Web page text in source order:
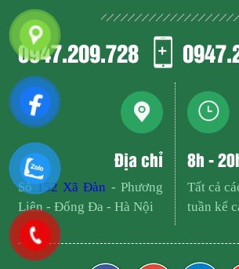
0947.209.728
Địa chỉ
Số152 Xã Đàn - Phương
Liên - Đống Đa - Hà Nội
8h -
Tất cả
tuần kể